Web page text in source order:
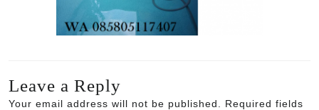
Leave a Reply
Your email address will not be published.
Required fields